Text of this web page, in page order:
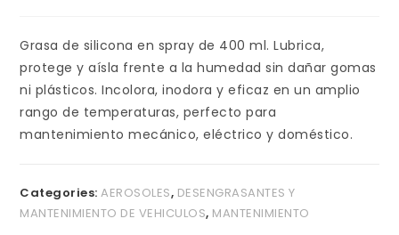
Grasa de silicona en spray de 400 ml. Lubrica,
protege y aísla frente a la humedad sin dañar gomas
ni plásticos. Incolora, inodora y eficaz en un amplio
rango de temperaturas, perfecto para
mantenimiento mecánico, eléctrico y doméstico.
Categories:AEROSOLES, DESENGRASANTES Y
MANTENIMIENTO DE VEHICULOS, MANTENIMIENTO